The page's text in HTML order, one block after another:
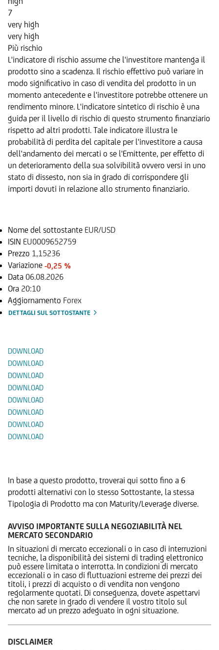
7
very high
very high
Più rischio
L'indicatore di rischio assume che l'investitore mantenga il
prodotto sino a scadenza. Il rischio effettivo può variare in
modo significativo in caso di vendita del prodotto in un
momento antecedente e l'investitore potrebbe ottenere un
rendimento minore. L'indicatore sintetico di rischio è una
guida per il livello di rischio di questo strumento finanziario
rispetto ad altri prodotti. Tale indicatore illustra le
probabilità di perdita del capitale per l'investitore a causa
dell'andamento dei mercati o se l'Emittente, per effetto di
un deterioramento della sua solvibilità ovvero versi in uno
stato di dissesto, non sia in grado di corrispondere gli
importi dovuti in relazione allo strumento finanziario.
Nome del sottostante EUR/USD
ISIN EU0009652759
Prezzo 1,15236
Variazione -0,25 %
Data 06.08.2026
Ora 20:10
Aggiornamento Forex
DETTAGLI SUL SOTTOSTANTE
DOWNLOAD
DOWNLOAD
DOWNLOAD
DOWNLOAD
DOWNLOAD
DOWNLOAD
DOWNLOAD
DOWNLOAD
In base a questo prodotto, troverai qui sotto fino a 6
prodotti alternativi con lo stesso Sottostante, la stessa
Tipologia di Prodotto ma con Maturity/Leverage diverse.
AVVISO IMPORTANTE SULLA NEGOZIABILITÀ NEL
MERCATO SECONDARIO
In situazioni di mercato eccezionali o in caso di interruzioni
tecniche, la disponibilità dei sistemi di trading elettronico
può essere limitata o interrotta. In condizioni di mercato
eccezionali o in caso di fluttuazioni estreme dei prezzi dei
titoli, i prezzi di acquisto o di vendita non vengono
regolarmente quotati. Di conseguenza, dovete aspettarvi
che non sarete in grado di vendere il vostro titolo sul
mercato ad un prezzo adeguato in ogni situazione.
DISCLAIMER